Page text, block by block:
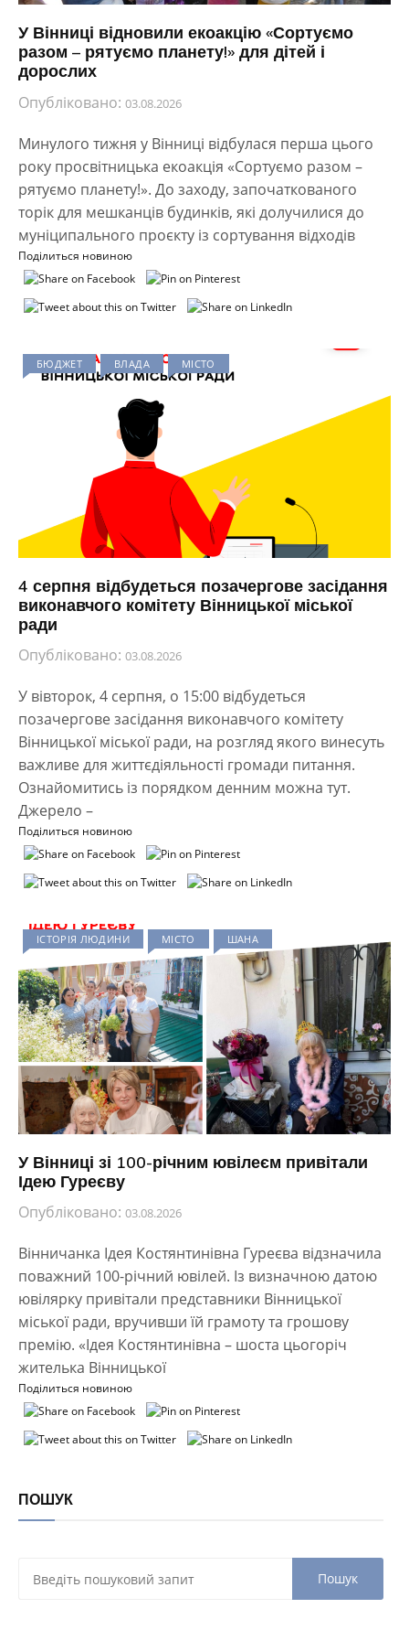
У Вінниці відновили екоакцію «Сортуємо
разом – рятуємо планету!» для дітей і
дорослих
Опубліковано: 03.08.2026
Минулого тижня у Вінниці відбулася перша цього
року просвітницька екоакція «Сортуємо разом –
рятуємо планету!». До заходу, започаткованого
торік для мешканців будинків, які долучилися до
муніципального проєкту із сортування відходів
Поділиться новиною
БЮДЖЕТ ВЛАДА МІСТО
4 серпня відбудеться позачергове засідання
виконавчого комітету Вінницької міської
ради
Опубліковано: 03.08.2026
У вівторок, 4 серпня, о 15:00 відбудеться
позачергове засідання виконавчого комітету
Вінницької міської ради, на розгляд якого винесуть
важливе для життєдіяльності громади питання.
Ознайомитись із порядком денним можна тут.
Джерело –
Поділиться новиною
ІСТОРІЯ ЛЮДИНИ МІСТО ШАНА
У Вінниці зі 100-річним ювілеєм привітали
Ідею Гуреєву
Опубліковано: 03.08.2026
Вінничанка Ідея Костянтинівна Гуреєва відзначила
поважний 100-річний ювілей. Із визначною датою
ювілярку привітали представники Вінницької
міської ради, вручивши їй грамоту та грошову
премію. «Ідея Костянтинівна – шоста цьогоріч
жителька Вінницької
Поділиться новиною
ПОШУК